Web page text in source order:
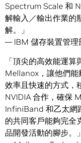
Spectrum Scale 和
解輸入／輸出作業的
解。」
— IBM 儲存裝置管理
「頂尖的高效能運
Mellanox，讓他們能
效率且快速的方式，
NVIDIA 合作，確保
InfiniBand 和乙太網
的共同客戶能夠完全
品開發活動的腳步。」